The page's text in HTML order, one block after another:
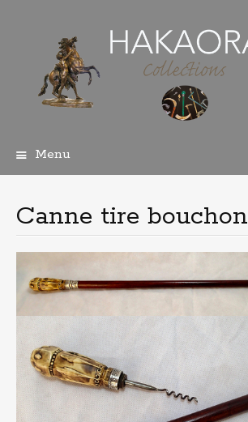
Menu
principal
Canne tire bouchon